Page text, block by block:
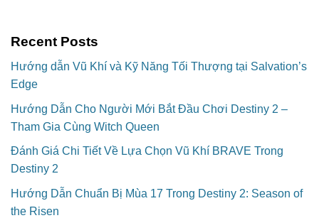
Recent Posts
Hướng dẫn Vũ Khí và Kỹ Năng Tối Thượng tại Salvation’s
Edge
Hướng Dẫn Cho Người Mới Bắt Đầu Chơi Destiny 2 –
Tham Gia Cùng Witch Queen
Đánh Giá Chi Tiết Về Lựa Chọn Vũ Khí BRAVE Trong
Destiny 2
Hướng Dẫn Chuẩn Bị Mùa 17 Trong Destiny 2: Season of
the Risen